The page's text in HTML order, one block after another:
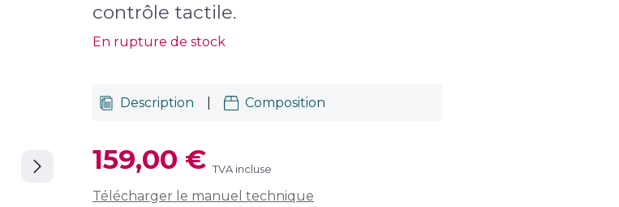
contrôle tactile.
En rupture de stock
Description Composition
159,00 € TVA incluse
Télécharger le manuel technique